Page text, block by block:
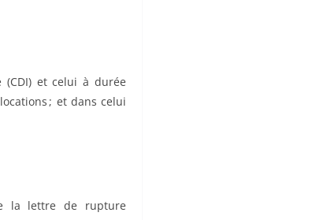
(CDI) et celui à durée
; et dans celui
la lettre de rupture